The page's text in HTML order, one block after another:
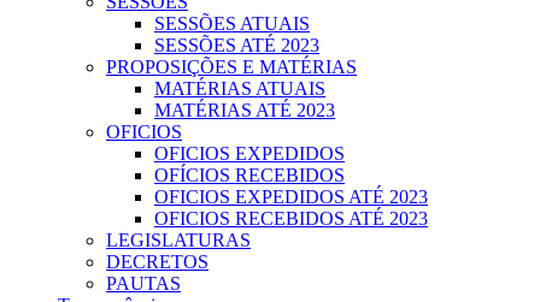
SESSÕES ATUAIS
SESSÕES ATÉ 2023
PROPOSIÇÕES E MATÉRIAS
MATÉRIAS ATUAIS
MATÉRIAS ATÉ 2023
OFICIOS
OFICIOS EXPEDIDOS
OFÍCIOS RECEBIDOS
OFICIOS EXPEDIDOS ATÉ 2023
OFICIOS RECEBIDOS ATÉ 2023
LEGISLATURAS
DECRETOS
PAUTAS